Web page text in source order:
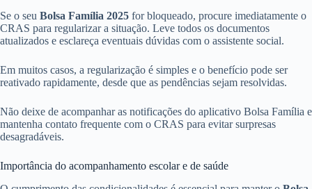
Se o seu Bolsa Família 2025 for bloqueado, procure imediatamente o
CRAS para regularizar a situação. Leve todos os documentos
atualizados e esclareça eventuais dúvidas com o assistente social.
Em muitos casos, a regularização é simples e o benefício pode ser
reativado rapidamente, desde que as pendências sejam resolvidas.
Não deixe de acompanhar as notificações do aplicativo Bolsa Família e
mantenha contato frequente com o CRAS para evitar surpresas
desagradáveis.
Importância do acompanhamento escolar e de saúde